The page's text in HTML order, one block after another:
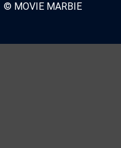
© MOVIE MARBIE